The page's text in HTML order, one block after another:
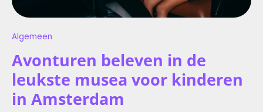
Algemeen
Avonturen beleven in de
leukste musea voor kinderen
in Amsterdam